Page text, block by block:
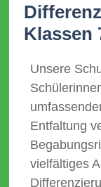
Klassen
Unsere
Entfaltung
vielfältiges